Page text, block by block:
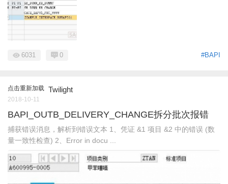
#BAPI
6031 0
点击重新加载 Twilight
2018-10-11
BAPI_OUTB_DELIVERY_CHANGE拆分批次报错
捕获错误消息，解析到错误文本 1、凭证 &1 项目 &2 中的错误 (数
量一致性检查) 2、Error in docu ...